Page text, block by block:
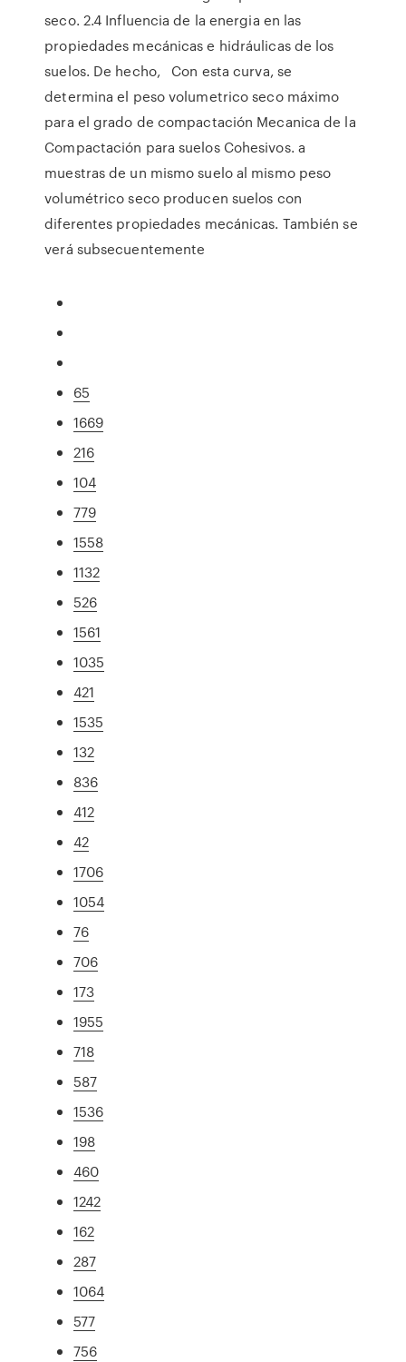
seco. 2.4 Influencia de la energia en las
propiedades mecánicas e hidráulicas de los
suelos. De hecho, Con esta curva, se
determina el peso volumetrico seco máximo
para el grado de compactación Mecanica de la
Compactación para suelos Cohesivos. a
muestras de un mismo suelo al mismo peso
volumétrico seco producen suelos con
diferentes propiedades mecánicas. También se
verá subsecuentemente
65
1669
216
104
779
1558
1132
526
1561
1035
421
1535
132
836
412
42
1706
1054
76
706
173
1955
718
587
1536
198
460
1242
162
287
1064
577
756